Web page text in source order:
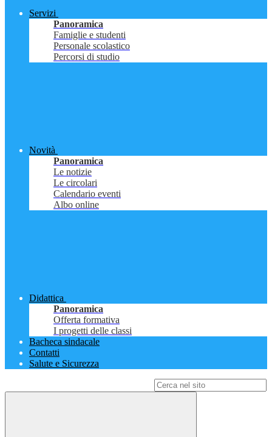
Servizi
Panoramica
Famiglie e studenti
Personale scolastico
Percorsi di studio
Novità
Panoramica
Le notizie
Le circolari
Calendario eventi
Albo online
Didattica
Panoramica
Offerta formativa
I progetti delle classi
Bacheca sindacale
Contatti
Salute e Sicurezza